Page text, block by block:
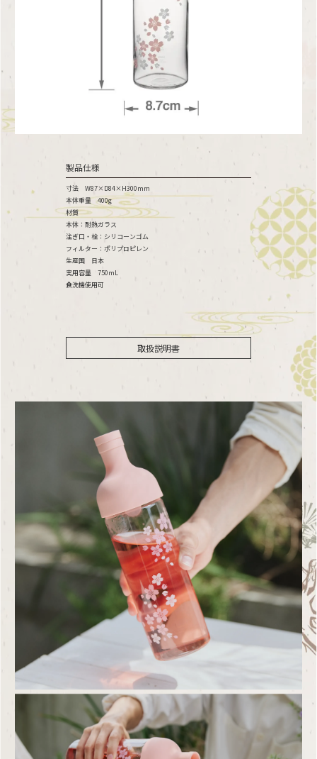
製品仕様
寸法 W87×D84×H300mm
本体重量 400g
材質
本体：耐熱ガラス
注ぎ口・栓：シリコーンゴム
フィルター：ポリプロピレン
生産国 日本
実用容量 750mL
食洗機使用可
取扱説明書